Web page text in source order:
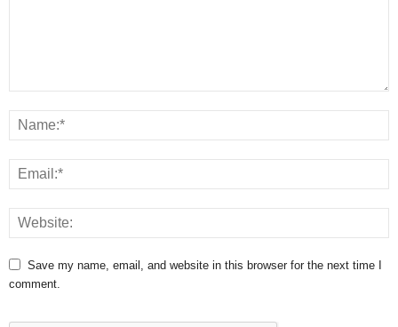
Save my name, email, and website in this browser for the next time I
comment.